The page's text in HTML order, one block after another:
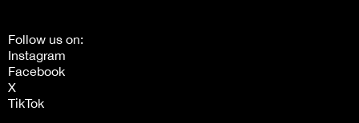
Follow us on:
Instagram
Facebook
X
TikTok